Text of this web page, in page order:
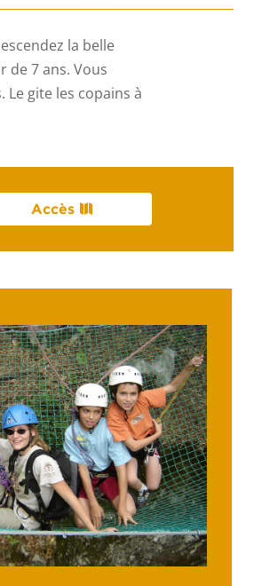
la belle
de 7 ans. Vous
Le gite les copains à
Accès